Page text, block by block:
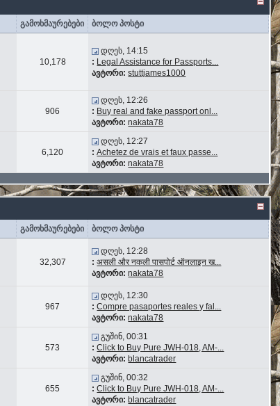
გამოხმაურებები
ბოლო პოსტი
10,178
დღეს, 14:15
: Legal Assistance for Passports...
ავტორი: stuttjames1000
906
დღეს, 12:26
: Buy real and fake passport onl...
ავტორი: nakata78
6,120
დღეს, 12:27
: Achetez de vrais et faux passe...
ავტორი: nakata78
გამოხმაურებები
ბოლო პოსტი
32,307
დღეს, 12:28
: असली और नकली पासपोर्ट ऑनलाइन ख...
ავტორი: nakata78
967
დღეს, 12:30
: Compre pasaportes reales y fal...
ავტორი: nakata78
573
გუშინ, 00:31
: Click to Buy Pure JWH-018, AM-...
ავტორი: blancatrader
655
გუშინ, 00:32
: Click to Buy Pure JWH-018, AM-...
ავტორი: blancatrader